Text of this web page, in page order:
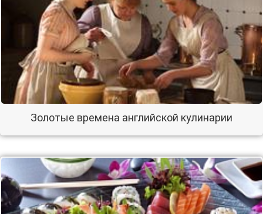
Золотые времена английской кулинарии